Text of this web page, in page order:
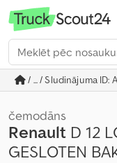
/ ... / Sludinājuma ID:
čemodāns
Renault D 12
GESLOTEN